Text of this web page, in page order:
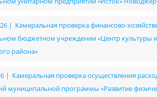
| Камеральная проверка финансово-
бюджетном учреждении «Центр культуры и
района»
| Камеральная проверка осуществления
муниципальной программы «Развитие